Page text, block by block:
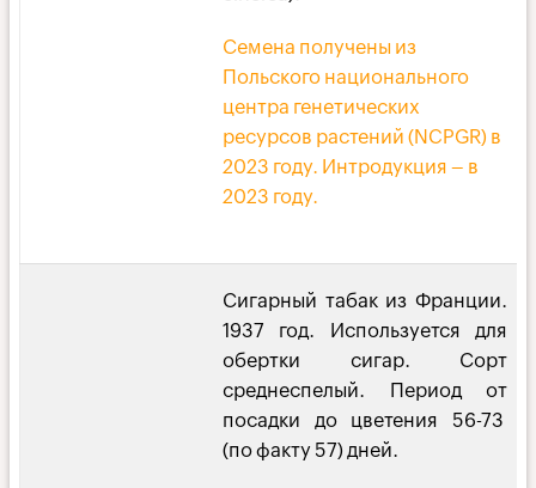
Семена получены из
Польского национального
центра генетических
ресурсов растений (NCPGR) в
2023 году. Интродукция – в
2023 году.
Сигарный табак из Франции.
1937 год. Используется для
обертки сигар. Сорт
среднеспелый. Период от
посадки до цветения 56-73
(по факту 57) дней.